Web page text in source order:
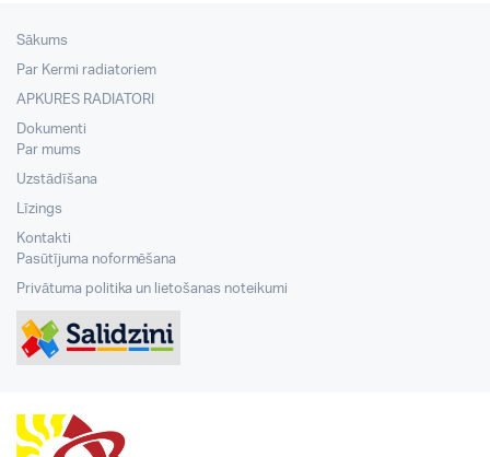
Sākums
Par Kermi radiatoriem
APKURES RADIATORI
Dokumenti
Par mums
Uzstādīšana
Līzings
Kontakti
Pasūtījuma noformēšana
Privātuma politika un lietošanas noteikumi